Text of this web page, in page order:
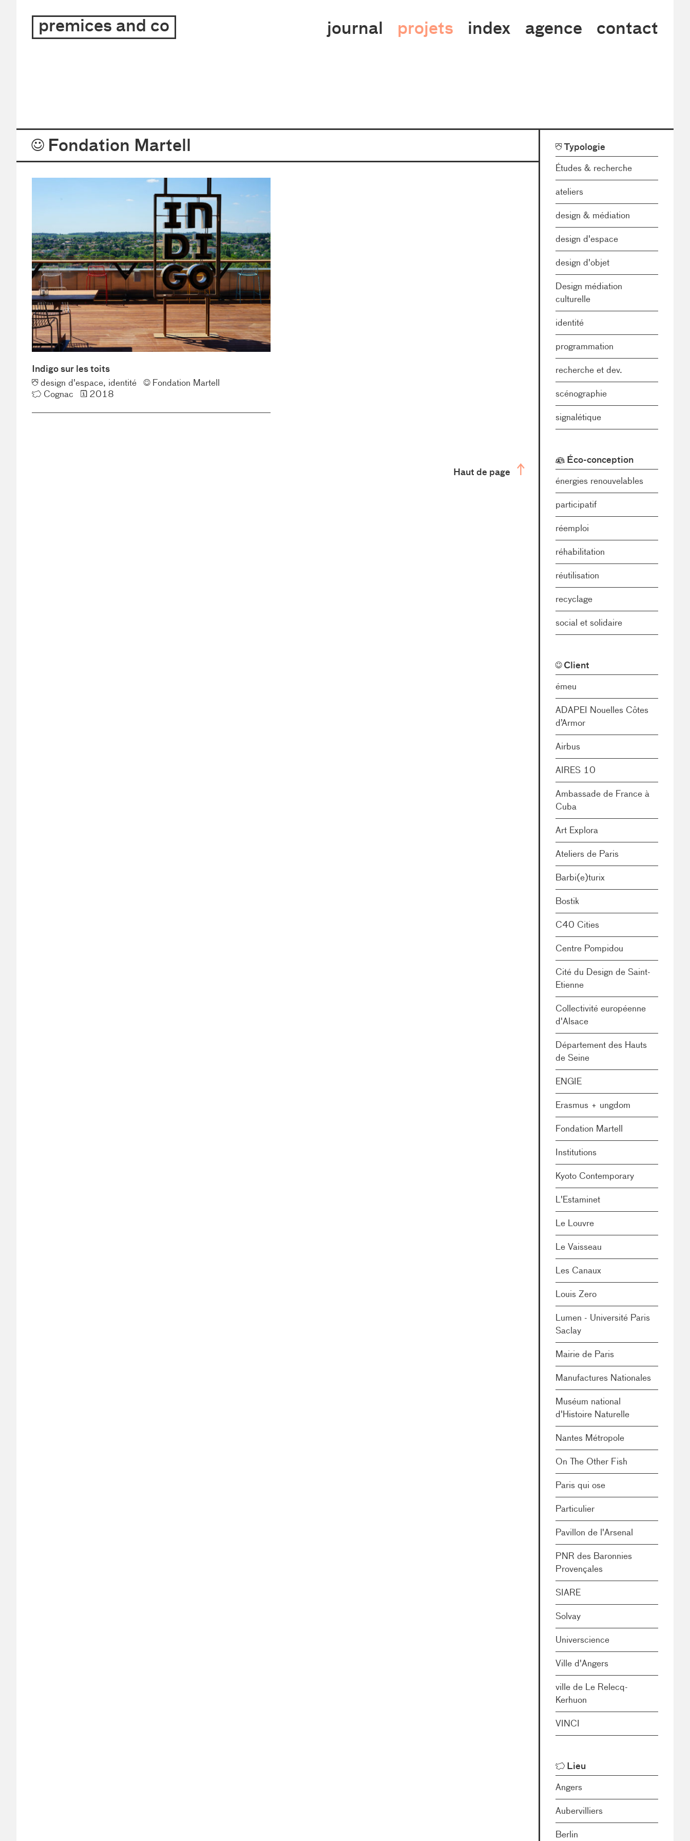
premices and co
–
journal projets index agence contact
Projets
Fondation Martell
Indigo sur les toits
Typologie
design d'espace identité Client
Fondation Martell
Lieu
Cognac Année
2018
Haut de page
Facettes
de
tri
Typologie
Études & recherche
ateliers
design & médiation
design d'espace
design d'objet
Design médiation
culturelle
identité
programmation
recherche et dev.
scénographie
signalétique
Éco-conception
énergies renouvelables
participatif
réemploi
réhabilitation
réutilisation
recyclage
social et solidaire
Client
émeu
ADAPEI Nouelles Côtes
d’Armor
Airbus
AIRES 10
Ambassade de France à
Cuba
Art Explora
Ateliers de Paris
Barbi(e)turix
Bostik
C40 Cities
Centre Pompidou
Cité du Design de Saint-
Etienne
Collectivité européenne
d'Alsace
Département des Hauts
de Seine
ENGIE
Erasmus + ungdom
Fondation Martell
Institutions
Kyoto Contemporary
L'Estaminet
Le Louvre
Le Vaisseau
Les Canaux
Louis Zero
Lumen - Université Paris
Saclay
Mairie de Paris
Manufactures Nationales
Muséum national
d'Histoire Naturelle
Nantes Métropole
On The Other Fish
Paris qui ose
Particulier
Pavillon de l'Arsenal
PNR des Baronnies
Provençales
SIARE
Solvay
Universcience
Ville d'Angers
ville de Le Relecq-
Kerhuon
VINCI
Lieu
Angers
Aubervilliers
Berlin